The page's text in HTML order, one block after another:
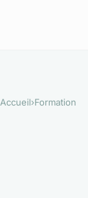
Accueil›Formation